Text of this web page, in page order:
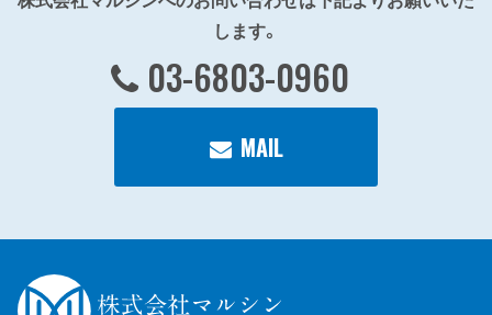
します。
03-6803-0960
MAIL